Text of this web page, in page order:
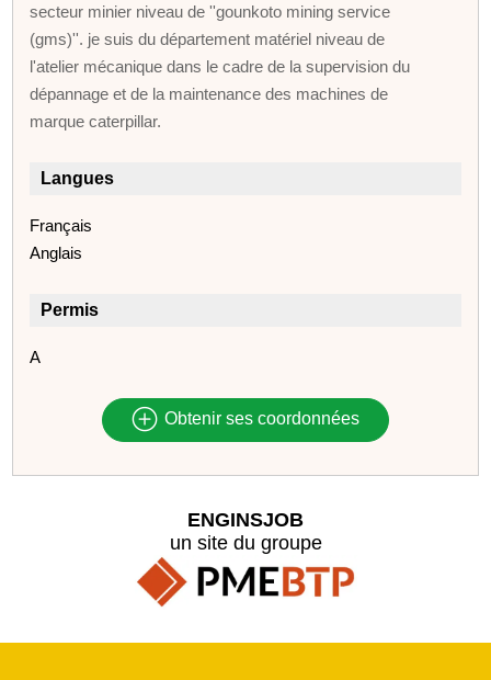
secteur minier niveau de ''gounkoto mining service
(gms)''. je suis du département matériel niveau de
l'atelier mécanique dans le cadre de la supervision du
dépannage et de la maintenance des machines de
marque caterpillar.
Langues
Français
Anglais
Permis
A
Obtenir ses coordonnées
ENGINSJOB
un site du groupe